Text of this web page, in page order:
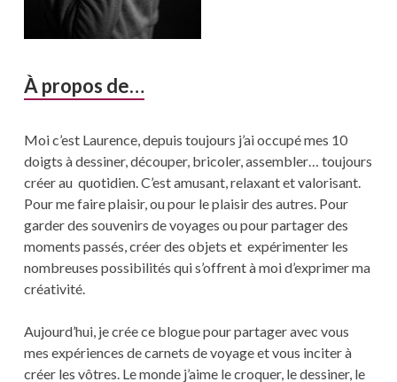
À propos de…
Moi c’est Laurence, depuis toujours j’ai occupé mes 10
doigts à dessiner, découper, bricoler, assembler… toujours
créer au quotidien. C’est amusant, relaxant et valorisant.
Pour me faire plaisir, ou pour le plaisir des autres. Pour
garder des souvenirs de voyages ou pour partager des
moments passés, créer des objets et expérimenter les
nombreuses possibilités qui s’offrent à moi d’exprimer ma
créativité.
Aujourd’hui, je crée ce blogue pour partager avec vous
mes expériences de carnets de voyage et vous inciter à
créer les vôtres. Le monde j’aime le croquer, le dessiner, le